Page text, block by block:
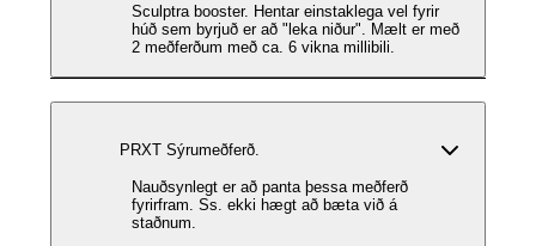
Sculptra booster. Hentar einstaklega vel fyrir
húð sem byrjuð er að "leka niður". Mælt er með
2 meðferðum með ca. 6 vikna millibili.
PRXT Sýrumeðferð.
Nauðsynlegt er að panta þessa meðferð
fyrirfram. Ss. ekki hægt að bæta við á
staðnum.